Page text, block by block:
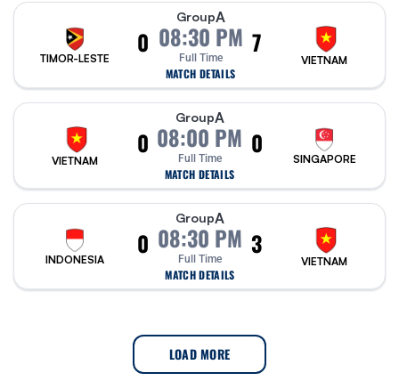
TIMOR-LESTE
0
GroupA
08:30 PM
Full Time
MATCH DETAILS
7
VIETNAM
VIETNAM
0
GroupA
08:00 PM
Full Time
MATCH DETAILS
0
SINGAPORE
INDONESIA
0
GroupA
08:30 PM
Full Time
MATCH DETAILS
3
VIETNAM
LOAD MORE